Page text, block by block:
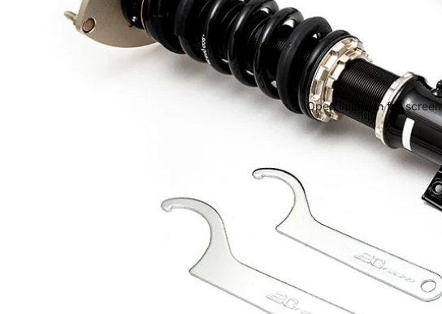
Open image in full screen